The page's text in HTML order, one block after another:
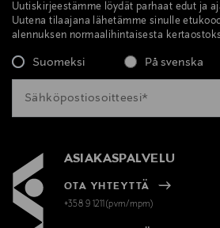
Uutiskirjeestämme löydät parhaat edut ja
Uutena tilaajana lähetämme sinulle
alennuksen normaalihintaisesta
Suomeksi På svenska
ASIAKASPALVELU
OTA YHTEYTTÄ
+358 9 1211(pvm/mpm)